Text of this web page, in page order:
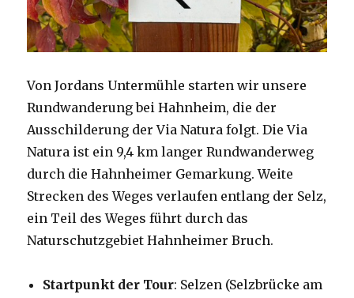
Von Jordans Untermühle starten wir unsere
Rundwanderung bei Hahnheim, die der
Ausschilderung der Via Natura folgt. Die Via
Natura ist ein 9,4 km langer Rundwanderweg
durch die Hahnheimer Gemarkung. Weite
Strecken des Weges verlaufen entlang der Selz,
ein Teil des Weges führt durch das
Naturschutzgebiet Hahnheimer Bruch.
Startpunkt der Tour: Selzen (Selzbrücke am